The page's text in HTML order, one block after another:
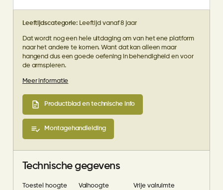
Leeftijdscategorie:Leeftijd vanaf 8 jaar
Dat wordt nog een hele uitdaging om van het ene platform
naar het andere te komen. Want dat kan alleen maar
hangend dus een goede oefening in behendigheid en voor
de armspieren.
Meer informatie
Productblad en technische info
Montagehandleiding
Technische gegevens
Toestel hoogte Valhoogte Vrije valruimte